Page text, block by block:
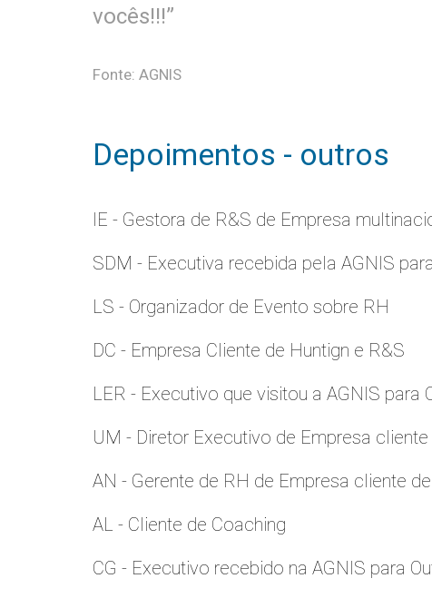
vocês!!!”
Fonte: AGNIS
Depoimentos - outros
IE - Gestora de R&S de Empresa
SDM - Executiva recebida pela AGNIS
LS - Organizador de Evento sobre RH
DC - Empresa Cliente de Huntign e R&S
LER - Executivo que visitou a AGNIS para
UM - Diretor Executivo de Empresa
AN - Gerente de RH de Empresa cliente
AL - Cliente de Coaching
CG - Executivo recebido na AGNIS para